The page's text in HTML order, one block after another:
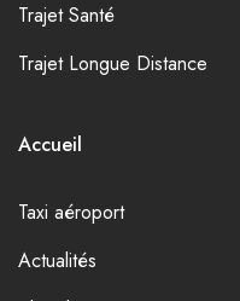
Trajet Santé
Trajet Longue Distance
Accueil
Taxi aéroport
Actualités